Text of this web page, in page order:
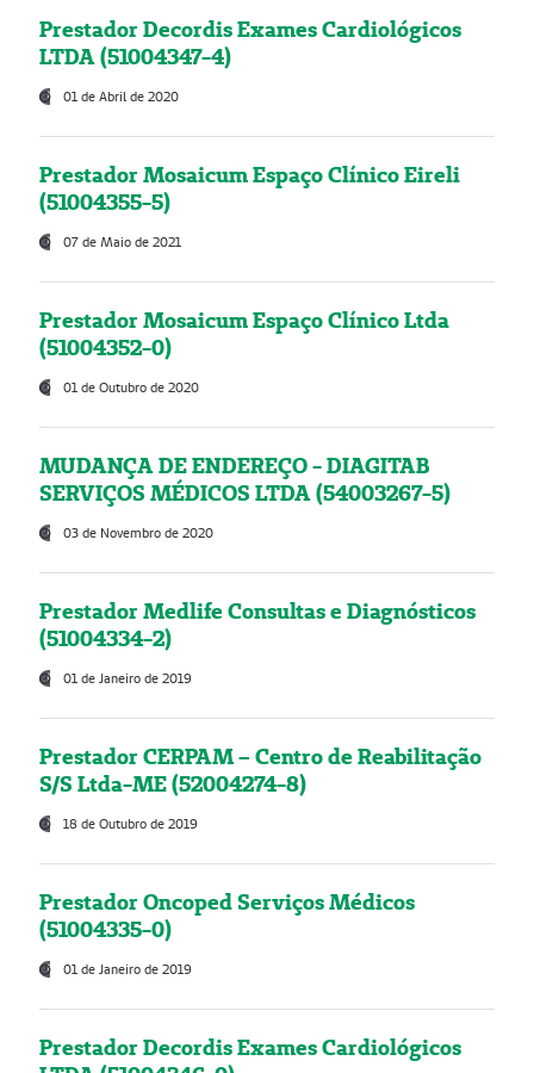
Prestador Decordis Exames Cardiológicos
LTDA (51004347-4)
01 de Abril de 2020
Prestador Mosaicum Espaço Clínico Eireli
(51004355-5)
07 de Maio de 2021
Prestador Mosaicum Espaço Clínico Ltda
(51004352-0)
01 de Outubro de 2020
MUDANÇA DE ENDEREÇO - DIAGITAB
SERVIÇOS MÉDICOS LTDA (54003267-5)
03 de Novembro de 2020
Prestador Medlife Consultas e Diagnósticos
(51004334-2)
01 de Janeiro de 2019
Prestador CERPAM – Centro de Reabilitação
S/S Ltda-ME (52004274-8)
18 de Outubro de 2019
Prestador Oncoped Serviços Médicos
(51004335-0)
01 de Janeiro de 2019
Prestador Decordis Exames Cardiológicos